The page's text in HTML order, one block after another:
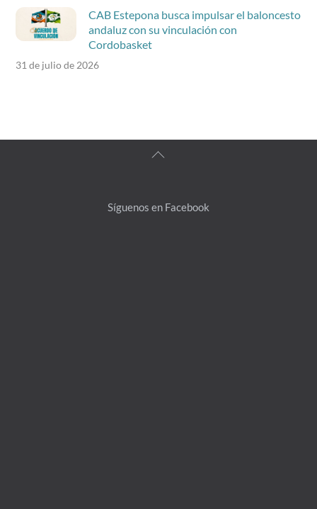
CAB Estepona busca impulsar el baloncesto
andaluz con su vinculación con
Cordobasket
31 de julio de 2026
Back
Síguenos en Facebook